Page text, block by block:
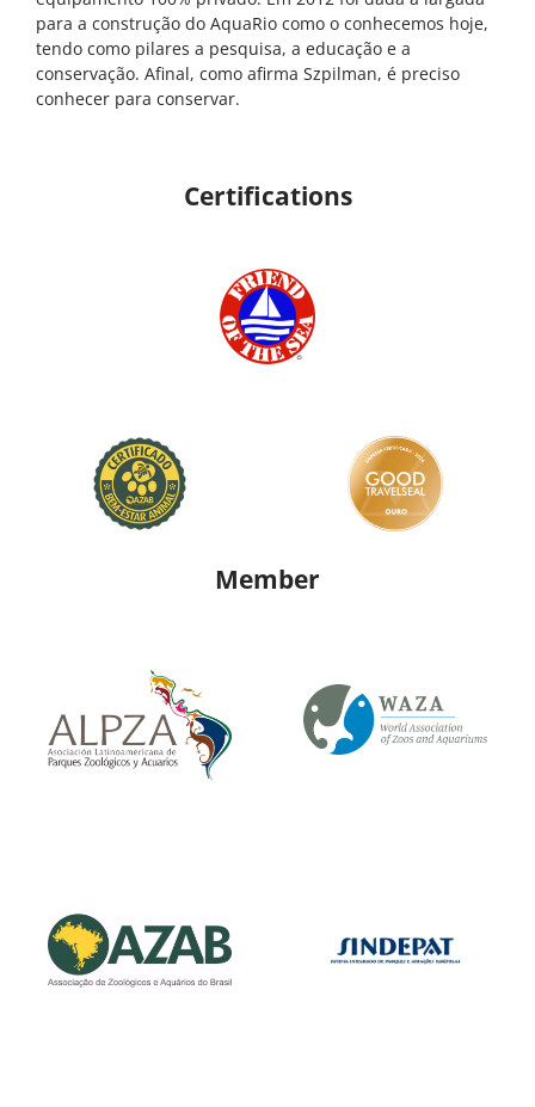
para a construção do AquaRio como o conhecemos hoje,
tendo como pilares a pesquisa, a educação e a
conservação. Afinal, como afirma Szpilman, é preciso
conhecer para conservar.
Certifications
Member